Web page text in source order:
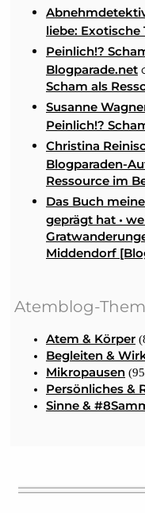
liebe:
Peinlich!?
Blogparade.net
Scham als
Susanne
Peinlich!?
Christina
Blogparaden-
Ressource im
Das Buch
geprägt hat •
Middendorf
Atemblog-
Atem & Körper
Begleiten &
Mikropausen
Persönliches &
Sinne &